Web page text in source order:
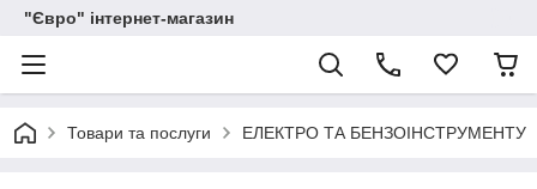
"Євро" інтернет-магазин
Товари та послуги ЕЛЕКТРО ТА БЕНЗОІНСТРУМЕНТУ